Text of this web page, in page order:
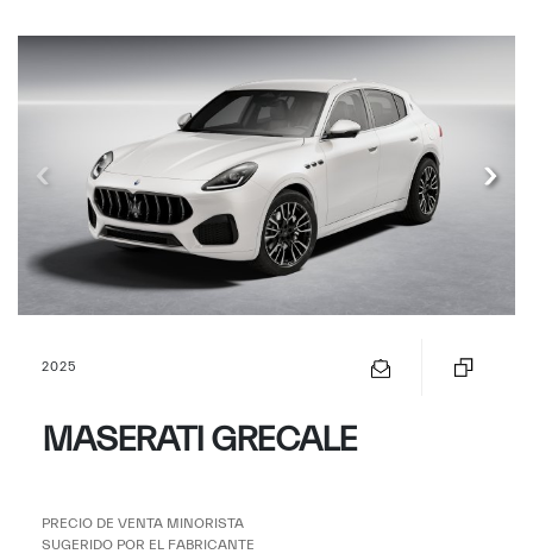
MASERATI GRECALE
2025
PRECIO DE VENTA MINORISTA
SUGERIDO POR EL FABRICANTE